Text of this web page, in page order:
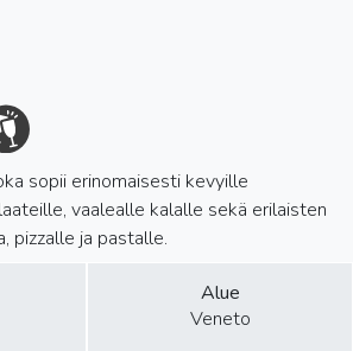
sopii erinomaisesti kevyille
vaalealle kalalle sekä erilaisten
pizzalle ja pastalle.
Alue
Veneto